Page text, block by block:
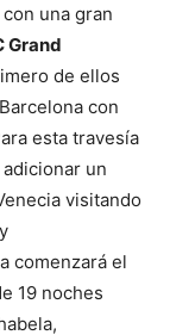
una gran
Grand
de ellos
con
esta travesía
un
visitando
comenzará el
19 noches